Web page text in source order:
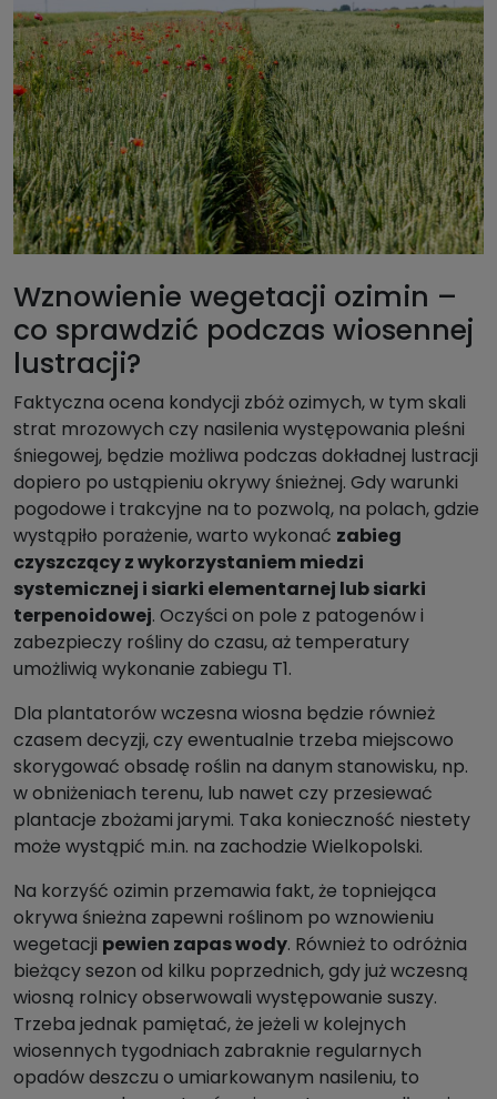
Wznowienie wegetacji ozimin –
co sprawdzić podczas wiosennej
lustracji?
Faktyczna ocena kondycji zbóż ozimych, w tym skali
strat mrozowych czy nasilenia występowania pleśni
śniegowej, będzie możliwa podczas dokładnej lustracji
dopiero po ustąpieniu okrywy śnieżnej. Gdy warunki
pogodowe i trakcyjne na to pozwolą, na polach, gdzie
wystąpiło porażenie, warto wykonać zabieg
czyszczący z wykorzystaniem miedzi
systemicznej i siarki elementarnej lub siarki
terpenoidowej. Oczyści on pole z patogenów i
zabezpieczy rośliny do czasu, aż temperatury
umożliwią wykonanie zabiegu T1.
Dla plantatorów wczesna wiosna będzie również
czasem decyzji, czy ewentualnie trzeba miejscowo
skorygować obsadę roślin na danym stanowisku, np.
w obniżeniach terenu, lub nawet czy przesiewać
plantacje zbożami jarymi. Taka konieczność niestety
może wystąpić m.in. na zachodzie Wielkopolski.
Na korzyść ozimin przemawia fakt, że topniejąca
okrywa śnieżna zapewni roślinom po wznowieniu
wegetacji pewien zapas wody. Również to odróżnia
bieżący sezon od kilku poprzednich, gdy już wczesną
wiosną rolnicy obserwowali występowanie suszy.
Trzeba jednak pamiętać, że jeżeli w kolejnych
wiosennych tygodniach zabraknie regularnych
opadów deszczu o umiarkowanym nasileniu, to